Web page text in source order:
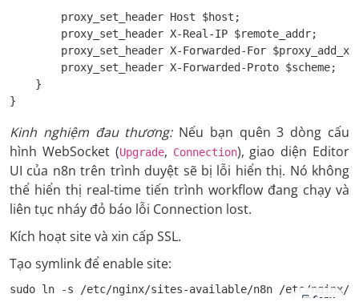
        proxy_set_header Host $host;
        proxy_set_header X-Real-IP $remote_addr;
proxy_set_header X-Forwarded-For
        proxy_set_header X-Forwarded-Proto $scheme;
    }
}
Kinh nghiệm đau thương:Nếu bạn quên 3 dòng cấu
hình WebSocket (Upgrade, Connection), giao diện Editor
UI của n8n trên trình duyệt sẽ bị lỗi hiển thị. Nó không
thể hiển thị real-time tiến trình workflow đang chạy và
liên tục nháy đỏ báo lỗi Connection lost.
Kích hoạt site và xin cấp SSL.
Tạo symlink để enable site:
sudo ln -s /etc/nginx/sites-available/n8n /etc/nginx/
Copy